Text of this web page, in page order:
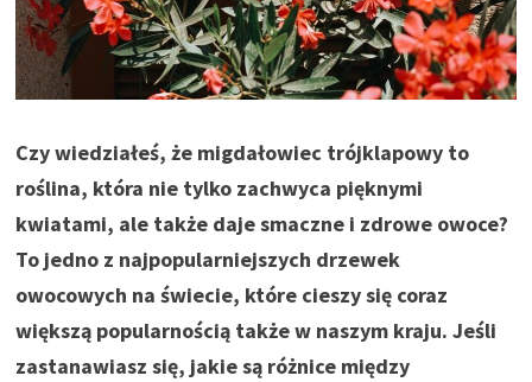
Czy wiedziałeś, że migdałowiec trójklapowy to
roślina, która nie tylko zachwyca pięknymi
kwiatami, ale także daje smaczne i zdrowe owoce?
To jedno z najpopularniejszych drzewek
owocowych na świecie, które cieszy się coraz
większą popularnością także w naszym kraju. Jeśli
zastanawiasz się, jakie są różnice między